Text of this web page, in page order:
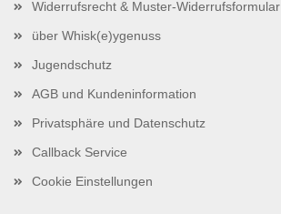
Widerrufsrecht & Muster-Widerrufsformular
über Whisk(e)ygenuss
Jugendschutz
AGB und Kundeninformation
Privatsphäre und Datenschutz
Callback Service
Cookie Einstellungen